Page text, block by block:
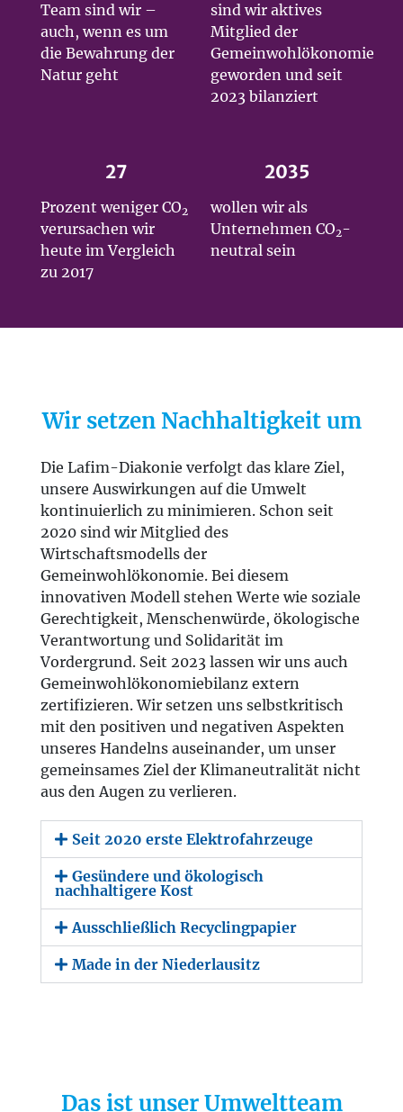
Team sind wir –
auch, wenn es um
die Bewahrung der
Natur geht
sind wir aktives
Mitglied der
Gemeinwohlökonomie
geworden und seit
2023 bilanziert
27
Prozent weniger CO2
verursachen wir
heute im Vergleich
zu 2017
2035
wollen wir als
Unternehmen CO2-
neutral sein
Wir setzen Nachhaltigkeit um
Die Lafim-Diakonie verfolgt das klare Ziel,
unsere Auswirkungen auf die Umwelt
kontinuierlich zu minimieren. Schon seit
2020 sind wir Mitglied des
Wirtschaftsmodells der
Gemeinwohlökonomie. Bei diesem
innovativen Modell stehen Werte wie soziale
Gerechtigkeit, Menschenwürde, ökologische
Verantwortung und Solidarität im
Vordergrund. Seit 2023 lassen wir uns auch
Gemeinwohlökonomiebilanz extern
zertifizieren. Wir setzen uns selbstkritisch
mit den positiven und negativen Aspekten
unseres Handelns auseinander, um unser
gemeinsames Ziel der Klimaneutralität nicht
aus den Augen zu verlieren.
Seit 2020 erste Elektrofahrzeuge
Gesündere und ökologisch
nachhaltigere Kost
Ausschließlich Recyclingpapier
Made in der Niederlausitz
Das ist unser Umweltteam